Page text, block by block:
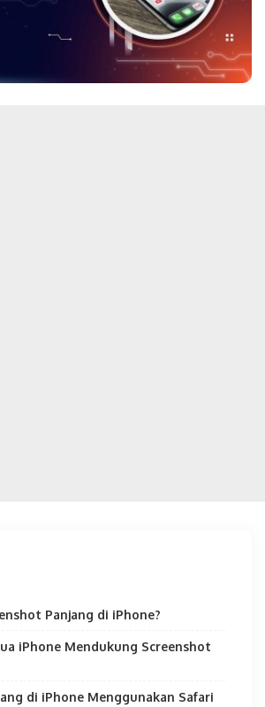
Panjang di iPhone?
iPhone Mendukung Screenshot
di iPhone Menggunakan Safari